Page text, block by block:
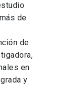
de
de
en
y